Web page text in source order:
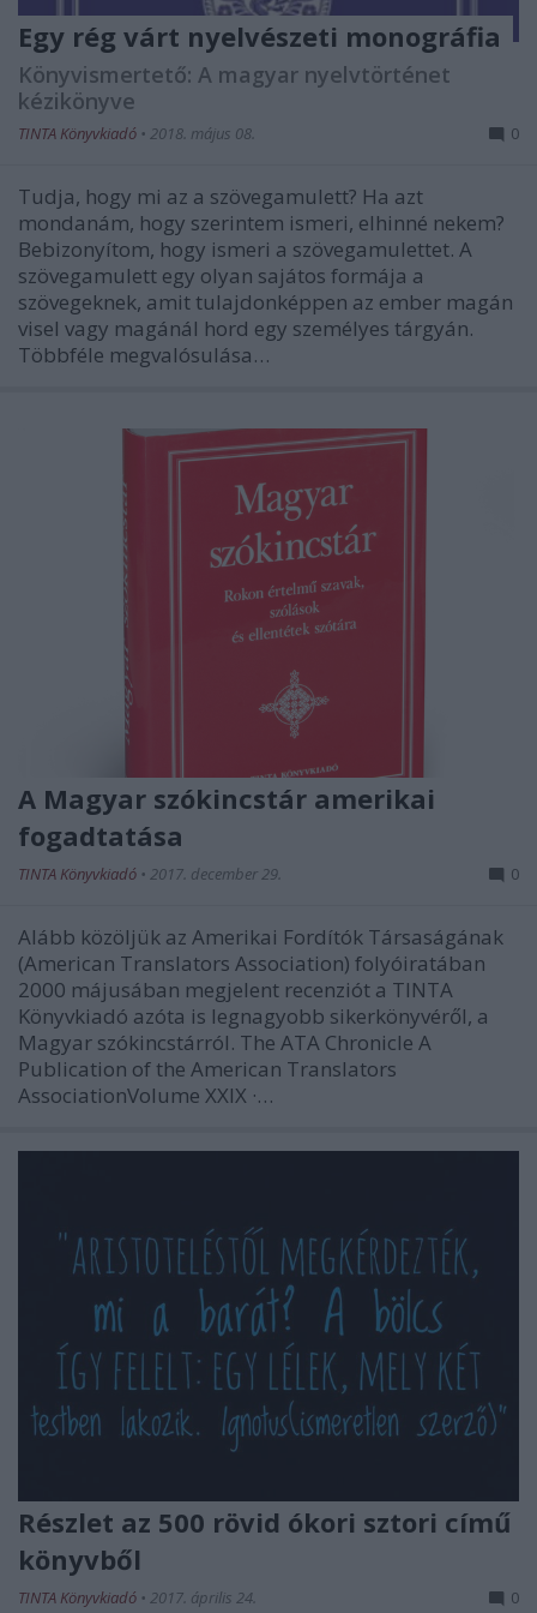
Egy rég várt nyelvészeti monográfia
Könyvismertető: A magyar nyelvtörténet
kézikönyve
TINTA Könyvkiadó • 2018. május 08. 0
Tudja, hogy mi az a szövegamulett? Ha azt
mondanám, hogy szerintem ismeri, elhinné nekem?
Bebizonyítom, hogy ismeri a szövegamulettet. A
szövegamulett egy olyan sajátos formája a
szövegeknek, amit tulajdonképpen az ember magán
visel vagy magánál hord egy személyes tárgyán.
Többféle megvalósulása…
A Magyar szókincstár amerikai
fogadtatása
TINTA Könyvkiadó • 2017. december 29. 0
Alább közöljük az Amerikai Fordítók Társaságának
(American Translators Association) folyóiratában
2000 májusában megjelent recenziót a TINTA
Könyvkiadó azóta is legnagyobb sikerkönyvéről, a
Magyar szókincstárról. The ATA Chronicle A
Publication of the American Translators
AssociationVolume XXIX ·…
Részlet az 500 rövid ókori sztori című
könyvből
TINTA Könyvkiadó • 2017. április 24. 0